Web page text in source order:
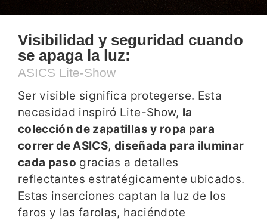
Visibilidad y seguridad cuando
se apaga la luz:
ASICS Lite-Show
Ser visible significa protegerse. Esta
necesidad inspiró Lite-Show, la
colección de zapatillas y ropa para
correr de ASICS, diseñada para iluminar
cada paso gracias a detalles
reflectantes estratégicamente ubicados.
Estas inserciones captan la luz de los
faros y las farolas, haciéndote